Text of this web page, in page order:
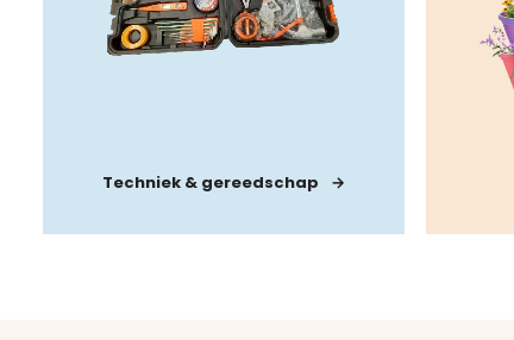
Techniek & gereedschap